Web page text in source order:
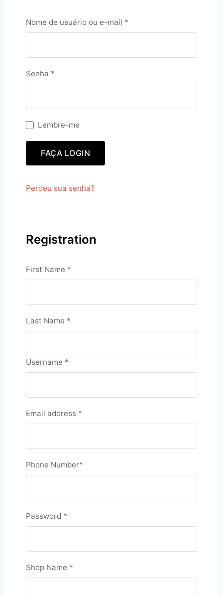
Nome de usuário ou e-mail *
b
i
a
Senha *
b
i
g
ó
r
o
Lembre-me
FAÇA LOGIN
Perdeu sua senha?
Registration
First Name *
Last Name *
Username *
Email address *
Phone Number*
Password *
Shop Name *